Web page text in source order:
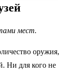
мест.
оружия,
Ни для кого не